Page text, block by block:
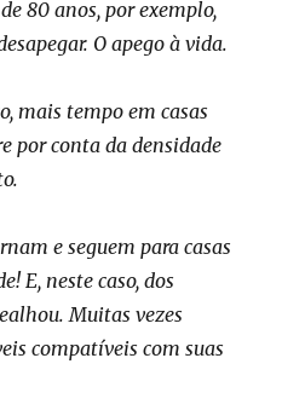
80 anos, por exemplo,
O apego à vida.
mais tempo em casas
por conta da densidade
e seguem para casas
E, neste caso, dos
Muitas vezes
compatíveis com suas